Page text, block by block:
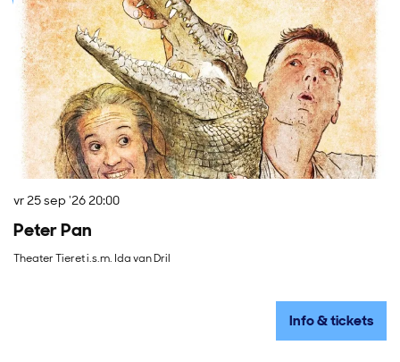
Peter Pan
Theater Tieret i.s.m. Ida van Dril
vr 25 sep '2620:00
Info & tickets